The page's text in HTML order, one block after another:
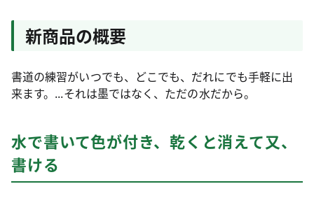
新商品の概要
書道の練習がいつでも、どこでも、だれにでも手軽に出
来ます。...それは墨ではなく、ただの水だから。
水で書いて色が付き、乾くと消えて又、
書ける